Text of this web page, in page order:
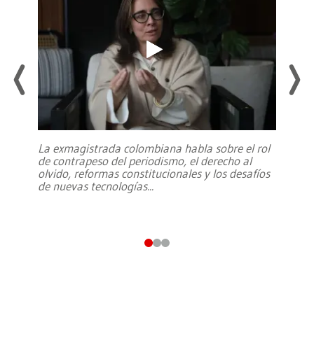
La exmagistrada colombiana habla sobre el rol
de contrapeso del periodismo, el derecho al
olvido, reformas constitucionales y los desafíos
de nuevas tecnologías...